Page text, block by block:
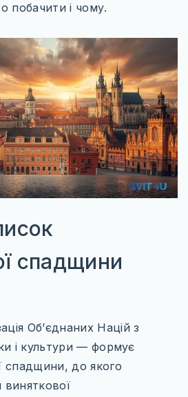
АРАБСЬКІ ЕМІРАТИ
АРАВІЯ
побачити і чому.
спадщини
Об’єднаних Націй з
і культури — формує
спадщини, до якого